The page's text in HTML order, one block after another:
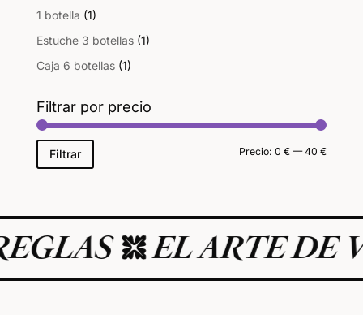
1 botella (1)
Estuche 3 botellas (1)
Caja 6 botellas (1)
Filtrar por precio
Precio
Precio
Filtrar Precio:0 € —40 €
EL ARTE DE